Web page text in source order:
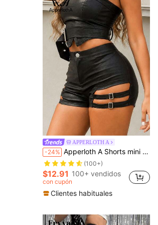
APPERLOTH A
-24% Apperloth A Shorts mini ajustados de cintura alta con hebilla ajustable, de piel sintética hueca y elástica, estilo streetwear Y2K, para música punk y festivales de verano en color negro
(100+)
$12.91 100+ vendidos
con cupón
Clientes habituales